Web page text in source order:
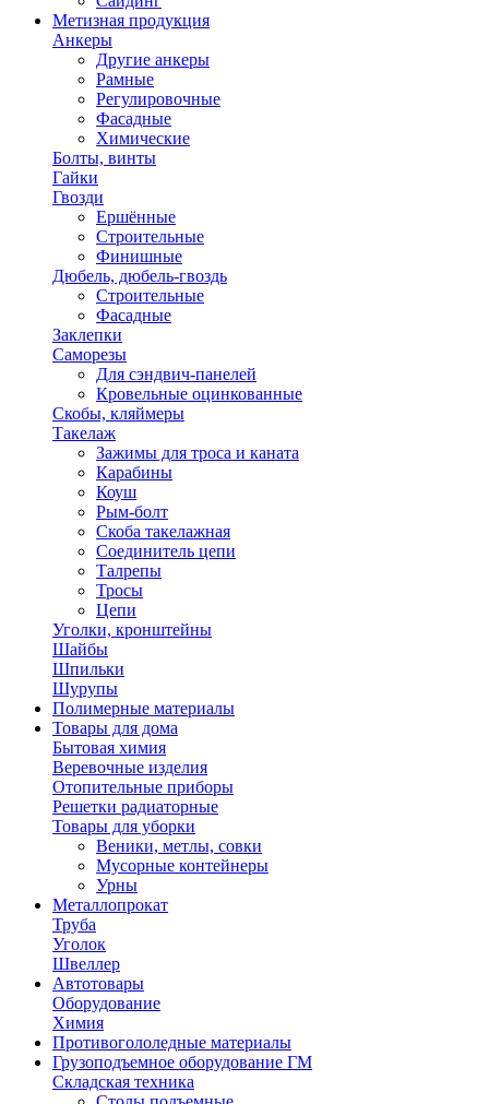
Метизная продукция
Анкеры
Другие анкеры
Рамные
Регулировочные
Фасадные
Химические
Болты, винты
Гайки
Гвозди
Ершённые
Строительные
Финишные
Дюбель, дюбель-гвоздь
Строительные
Фасадные
Заклепки
Саморезы
Для сэндвич-панелей
Кровельные оцинкованные
Скобы, кляймеры
Такелаж
Зажимы для троса и каната
Карабины
Коуш
Рым-болт
Скоба такелажная
Соединитель цепи
Талрепы
Тросы
Цепи
Уголки, кронштейны
Шайбы
Шпильки
Шурупы
Полимерные материалы
Товары для дома
Бытовая химия
Веревочные изделия
Отопительные приборы
Решетки радиаторные
Товары для уборки
Веники, метлы, совки
Мусорные контейнеры
Урны
Металлопрокат
Труба
Уголок
Швеллер
Автотовары
Оборудование
Химия
Противогололедные материалы
Грузоподъемное оборудование ГМ
Складская техника